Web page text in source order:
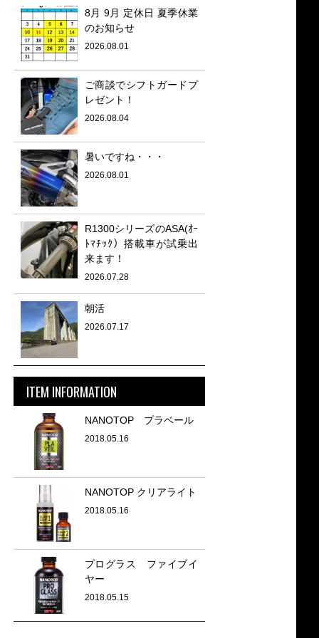
8月 9月 定休日 夏季休業
のお知らせ
2026.08.01
ご商談でシフトガードプ
レゼント！
2026.08.04
暑いですね・・・
2026.08.01
R1300シリーズのASA(ｵｰ
ﾄﾏﾁｯｸ）搭載車が試乗出
来ます！
2026.07.28
朝活
2026.07.17
ITEM INFORMATION
NANOTOP プラベール
2018.05.16
NANOTOP クリアライト
2018.05.16
プログラス ファイブイ
ヤー
2018.05.15